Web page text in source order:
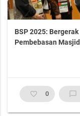
BSP 2025:
Pembebasan
favorite_border 0 chat_bubble_outline